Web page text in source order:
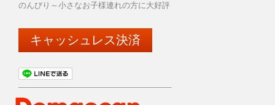
のんびり～小さなお子様連れの方に大好評
キャッシュレス決済